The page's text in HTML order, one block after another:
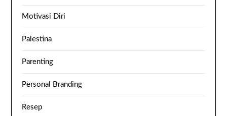
Motivasi Diri
Palestina
Parenting
Personal Branding
Resep